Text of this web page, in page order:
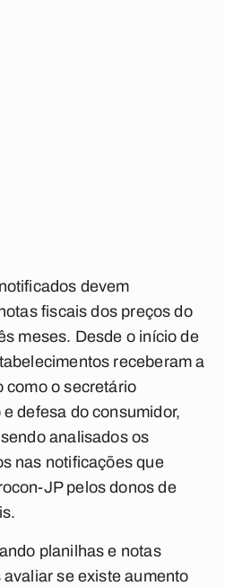
devem
fiscais dos preços do
meses. Desde o início de
receberam a
como o secretário
defesa do consumidor,
analisados os
nas notificações que
JP pelos donos de
planilhas e notas
se existe aumento